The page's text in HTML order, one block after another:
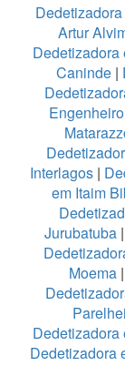
Artur
Caninde|
Interlagos|
em Itaim
Jurubatuba |
Moema|
Dedetizadora
Dedetizadora